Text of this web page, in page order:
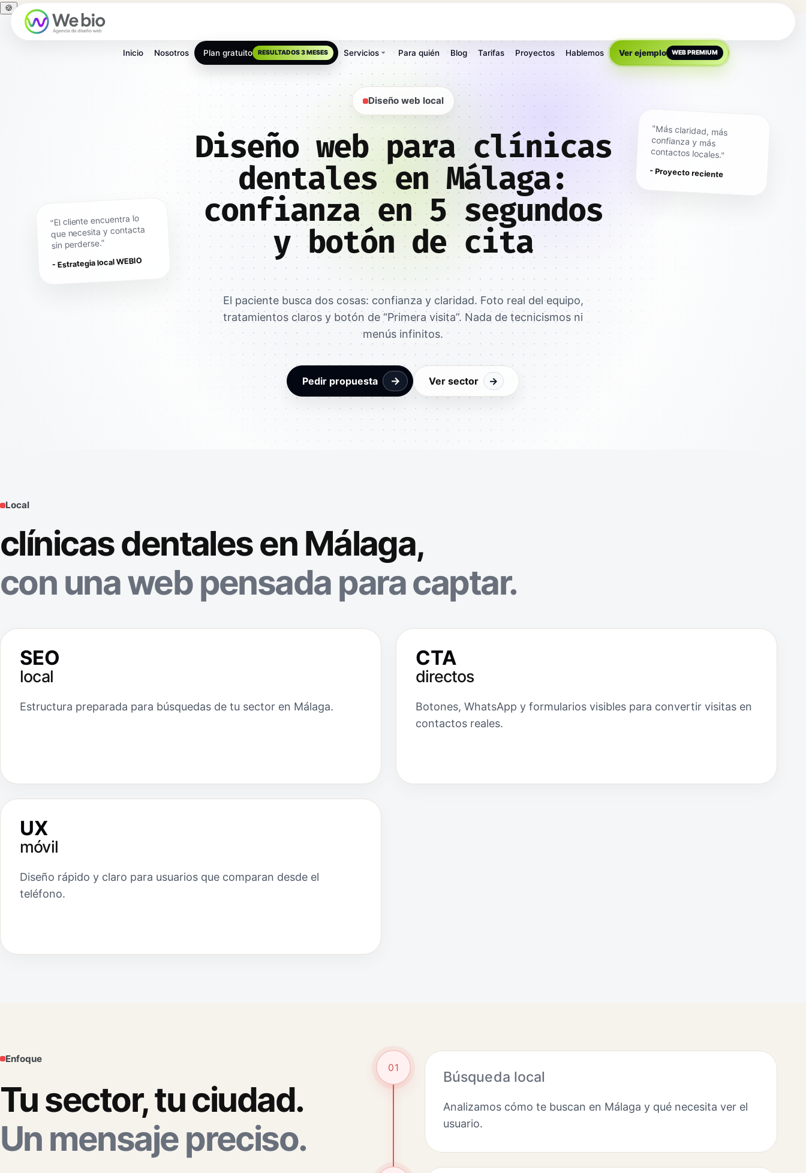
🍪
Inicio Nosotros Plan gratuito RESULTADOS 3 MESES Servicios Para quién Blog Tarifas Proyectos Hablemos Ver ejemplo WEB PREMIUM
"El cliente encuentra lo
que necesita y contacta
sin perderse."
- Estrategia local WEBIO
Diseño web local
Diseño web para clínicas
dentales en Málaga:
confianza en 5 segundos
y botón de cita
El paciente busca dos cosas: confianza y claridad. Foto real del equipo,
tratamientos claros y botón de “Primera visita”. Nada de tecnicismos ni
menús infinitos.
Pedir propuesta → Ver sector →
"Más claridad, más
confianza y más
contactos locales."
- Proyecto reciente
Local
clínicas dentales en Málaga,
con una web pensada para captar.
SEO
local
Estructura preparada para búsquedas de tu sector en Málaga.
CTA
directos
Botones, WhatsApp y formularios visibles para convertir visitas en
contactos reales.
UX
móvil
Diseño rápido y claro para usuarios que comparan desde el
teléfono.
Enfoque
Tu sector, tu ciudad.
Un mensaje preciso.
01
Búsqueda local
Analizamos cómo te buscan en Málaga y qué necesita ver el
usuario.